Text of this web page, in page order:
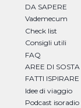
DA SAPERE
Vademecum
Check list
Consigli utili
FAQ
AREE DI SOSTA
FATTI ISPIRARE
Idee di viaggio
Podcast isoradio